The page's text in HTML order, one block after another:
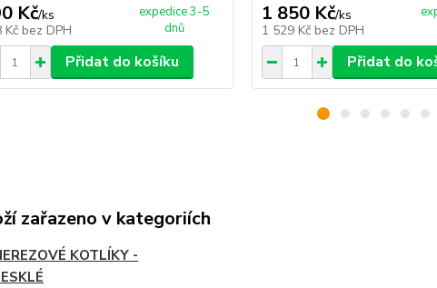
Kč/ks
Kč bez DPH
expedice 3-5
dnů
Přidat do košíku
1 850 Kč/ks
1 529 Kč bez DPH
Přidat do
zařazeno v kategoriích
KOTLÍKY -